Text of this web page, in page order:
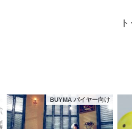
BUYMA バイヤー向け